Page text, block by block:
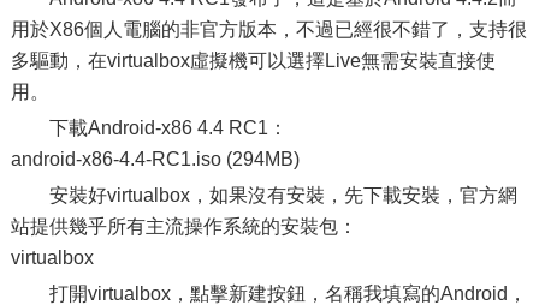
用於X86個人電腦的非官方版本，不過已經很不錯了，支持很
多驅動，在virtualbox虛擬機可以選擇Live無需安裝直接使
用。
下載Android-x86 4.4 RC1：
android-x86-4.4-RC1.iso (294MB)
安裝好virtualbox，如果沒有安裝，先下載安裝，官方網
站提供幾乎所有主流操作系統的安裝包：
virtualbox
打開virtualbox，點擊新建按鈕，名稱我填寫的Android，